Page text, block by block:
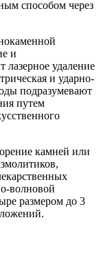
способом через
и
удаление
и ударно-
подразумевают
путем
камней или
волновой
размером до 3